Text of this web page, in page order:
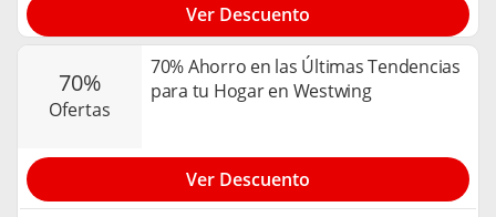
Ver Descuento
70%
ofertas
70% Ahorro en las Últimas Tendencias
para tu Hogar en Westwing
Ver Descuento